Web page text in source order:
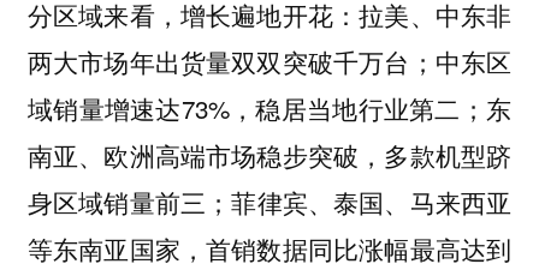
分区域来看，增长遍地开花：拉美、中东非
两大市场年出货量双双突破千万台；中东区
域销量增速达73%，稳居当地行业第二；东
南亚、欧洲高端市场稳步突破，多款机型跻
身区域销量前三；菲律宾、泰国、马来西亚
等东南亚国家，首销数据同比涨幅最高达到